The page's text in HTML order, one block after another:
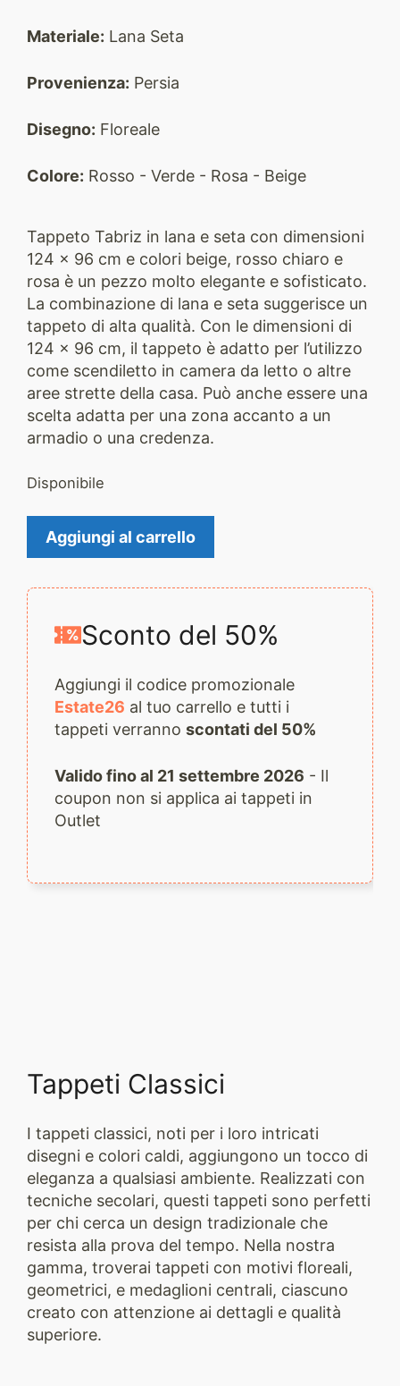
Materiale: Lana Seta
Provenienza: Persia
Disegno: Floreale
Colore: Rosso - Verde - Rosa - Beige
Tappeto Tabriz in lana e seta con dimensioni
124 x 96 cm e colori beige, rosso chiaro e
rosa è un pezzo molto elegante e sofisticato.
La combinazione di lana e seta suggerisce un
tappeto di alta qualità. Con le dimensioni di
124 x 96 cm, il tappeto è adatto per l’utilizzo
come scendiletto in camera da letto o altre
aree strette della casa. Può anche essere una
scelta adatta per una zona accanto a un
armadio o una credenza.
Disponibile
Tappeto
Tabriz
quantità
Aggiungi al carrello
Sconto del 50%
Aggiungi il codice promozionale
Estate26 al tuo carrello e tutti i
tappeti verranno scontati del 50%
Valido fino al 21 settembre 2026 - Il
coupon non si applica ai tappeti in
Outlet
Tappeti Classici
I tappeti classici, noti per i loro intricati
disegni e colori caldi, aggiungono un tocco di
eleganza a qualsiasi ambiente. Realizzati con
tecniche secolari, questi tappeti sono perfetti
per chi cerca un design tradizionale che
resista alla prova del tempo. Nella nostra
gamma, troverai tappeti con motivi floreali,
geometrici, e medaglioni centrali, ciascuno
creato con attenzione ai dettagli e qualità
superiore.